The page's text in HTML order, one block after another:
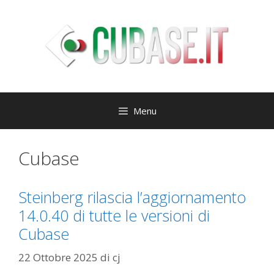
Menu
Cubase
Steinberg rilascia l’aggiornamento
14.0.40 di tutte le versioni di
Cubase
22 Ottobre 2025 di cj